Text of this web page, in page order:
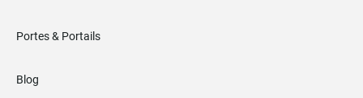
Portes & Portails
Blog